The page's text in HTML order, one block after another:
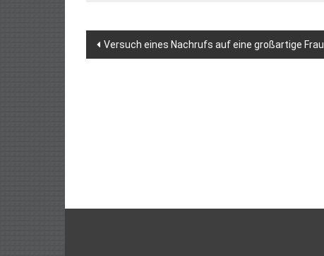
Beitragsnavigation
Versuch eines Nachrufs auf eine großartige Frau